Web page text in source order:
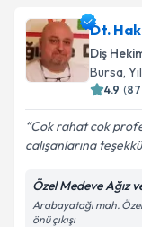
Dt.
Diş
Bursa,
4.9 (87
Cok rahat cok
calışanlarına
Özel Medeve Ağız
Arabayatağı mah.
önü çıkışı